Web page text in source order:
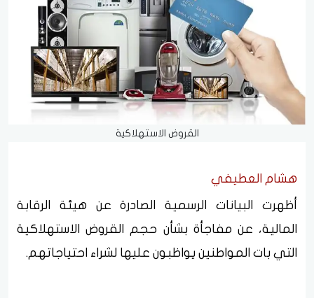
القروض الاستهلاكية
هشام العطيفي
أظهرت البيانات الرسمية الصادرة عن هيئة الرقابة
المالية، عن مفاجأة بشأن حجم القروض الاستهلاكية
التي بات المواطنين يواظبون عليها لشراء احتياجاتهم.